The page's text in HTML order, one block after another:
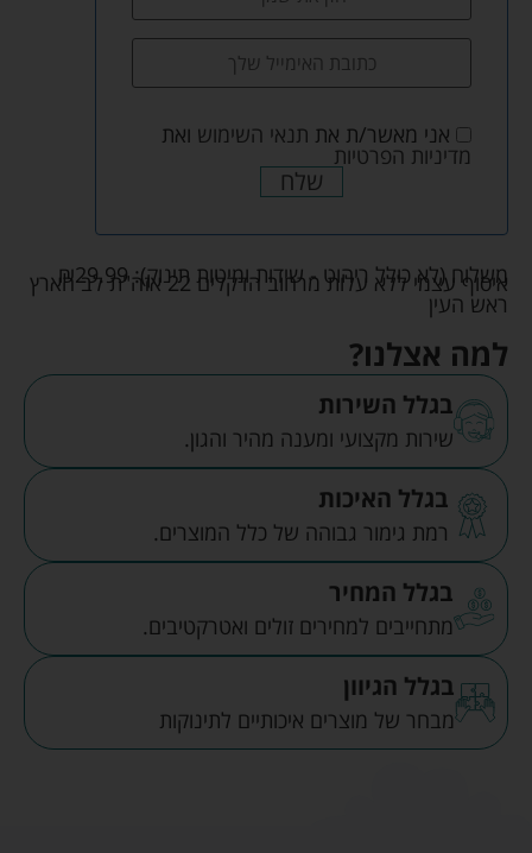
אני מאשר/ת את תנאי השימוש ואת
מדיניות הפרטיות
שלח
משלוח (לא כולל ריהוט - שידות ומיטות תינוק): ₪29.99
איסוף עצמי ללא עלות מרחוב הדקלים 22 אזה"ת לב הארץ
ראש העין
למה אצלנו?
בגלל השירות
שירות מקצועי ומענה מהיר והגון.
בגלל האיכות
רמת גימור גבוהה של כלל המוצרים.
בגלל המחיר
מתחייבים למחירים זולים ואטרקטיבים.
בגלל הגיוון
מבחר של מוצרים איכותיים לתינוקות